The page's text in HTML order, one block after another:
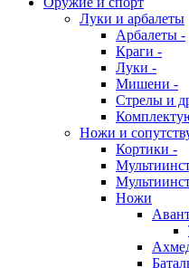
Луки и арбалеты
Арбалеты -
Краги -
Луки -
Мишени -
Стрелы и
Ножи и
Кортики -
Ножи